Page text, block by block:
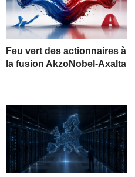
Feu vert des actionnaires à
la fusion AkzoNobel-Axalta